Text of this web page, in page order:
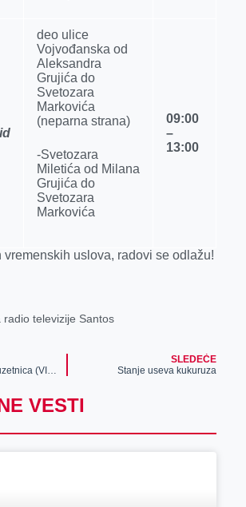
deo ulice
Vojvođanska od
Aleksandra
Grujića do
Svetozara
Markovića
(neparna strana)
-Svetozara
Miletića od Milana
Grujića do
Svetozara
Markovića
09:00
–
13:00
vremenskih uslova, radovi se odlažu!
radio televizije Santos
Sekcija žena preduzetnica (VIDEO)
SLEDEĆE
Stanje useva kukuruza
VESTI